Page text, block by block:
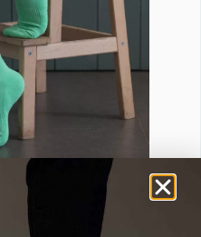
גרבי ספורט 2 פסים רקע ירוק בהיר
המוצר אזל מהמלאי.